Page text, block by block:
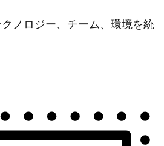
ノロジー、チーム、環境を統